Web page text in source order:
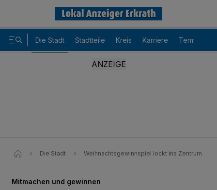
Die Stadt Stadtteile Kreis Karriere Termine
Die Stadt Weihnachtsgewinnspiel lockt ins Zentrum
Mitmachen und gewinnen